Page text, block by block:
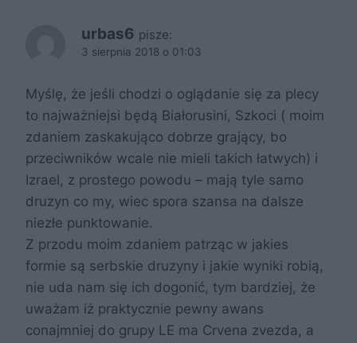
urbas6 pisze:
3 sierpnia 2018 o 01:03
Myślę, że jeśli chodzi o oglądanie się za plecy
to najważniejsi będą Białorusini, Szkoci ( moim
zdaniem zaskakująco dobrze grający, bo
przeciwników wcale nie mieli takich łatwych) i
Izrael, z prostego powodu – mają tyle samo
druzyn co my, wiec spora szansa na dalsze
niezłe punktowanie.
Z przodu moim zdaniem patrząc w jakies
formie są serbskie druzyny i jakie wyniki robią,
nie uda nam się ich dogonić, tym bardziej, że
uważam iż praktycznie pewny awans
conajmniej do grupy LE ma Crvena zvezda, a